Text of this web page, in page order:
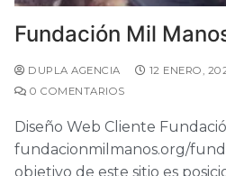
Fundación Mil
DUPLA AGENCIA 12 ENERO,
0 COMENTARIOS
Diseño Web Cliente
fundacionmilmanos.org/
objetivo de este sitio es